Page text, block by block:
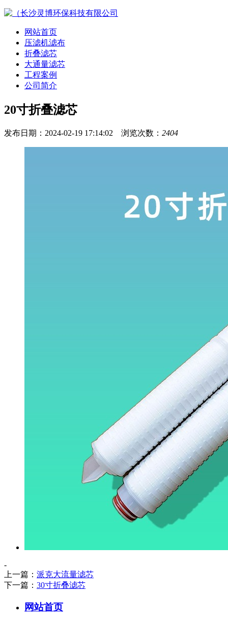
网站首页
压滤机滤布
折叠滤芯
大通量滤芯
工程案例
公司简介
20寸折叠滤芯
发布日期：2024-02-19 17:14:02 浏览次数： 2404
-
上一篇： 派克大流量滤芯
下一篇： 30寸折叠滤芯
网站首页